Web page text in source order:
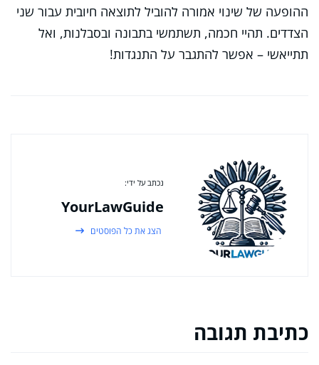
ההופעה של שינוי אמורה להוביל לתוצאה חיובית עבור שני
הצדדים. תהיי חכמה, תשתמשי בתבונה ובסבלנות, ואל
תתייאשי – אפשר להתגבר על התנגדות!
נכתב על ידי:
YourLawGuide
הצג את כל הפוסטים
כתיבת תגובה